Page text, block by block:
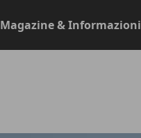
Magazine & Informazioni